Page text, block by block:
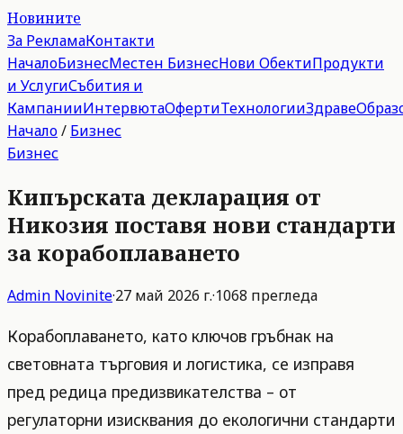
Новините
За РекламаКонтакти
НачалоБизнесМестен БизнесНови ОбектиПродукти
и УслугиСъбития и
КампанииИнтервютаОфертиТехнологииЗдраве
Начало/ Бизнес
Бизнес
Кипърската декларация от
Никозия поставя нови стандарти
за корабоплаването
Admin Novinite·27 май 2026 г.·1068 прегледа
Корабоплаването, като ключов гръбнак на
световната търговия и логистика, се изправя
пред редица предизвикателства – от
регулаторни изисквания до екологични стандарти